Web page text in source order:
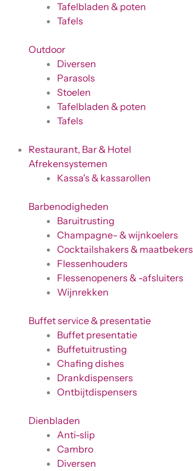
Tafelbladen & poten
Tafels
Outdoor
Diversen
Parasols
Stoelen
Tafelbladen & poten
Tafels
Restaurant, Bar & Hotel
Afrekensystemen
Kassa's & kassarollen
Barbenodigheden
Baruitrusting
Champagne- & wijnkoelers
Cocktailshakers & maatbekers
Flessenhouders
Flessenopeners & -afsluiters
Wijnrekken
Buffet service & presentatie
Buffet presentatie
Buffetuitrusting
Chafing dishes
Drankdispensers
Ontbijtdispensers
Dienbladen
Anti-slip
Cambro
Diversen